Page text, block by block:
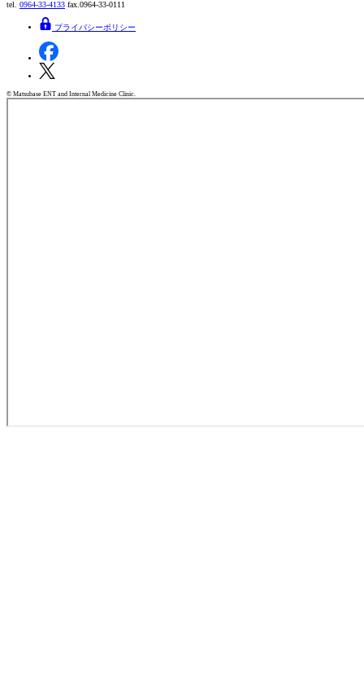
tel. 0964-33-4133 fax.0964-33-0111
プライバシーポリシー
© Matsubase ENT and Internal Medicine Clinic.